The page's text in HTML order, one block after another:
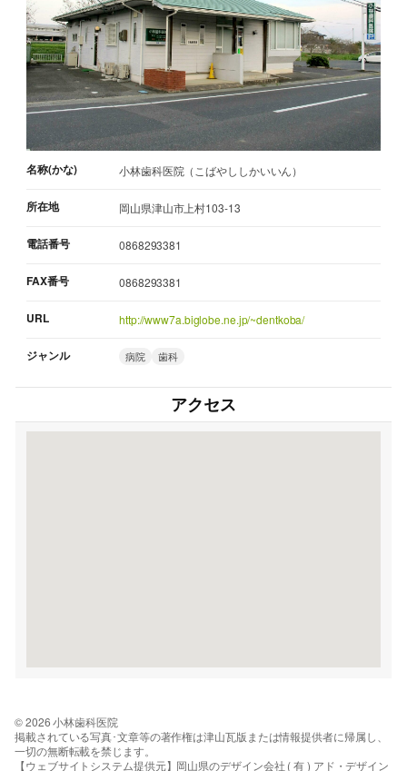
名称(かな) 小林歯科医院（こばやししかいいん）
所在地 岡山県津山市上村103-13
電話番号 0868293381
FAX番号 0868293381
URL http://www7a.biglobe.ne.jp/~dentkoba/
ジャンル 病院 歯科
アクセス
© 2026 小林歯科医院
掲載されている写真･文章等の著作権は津山瓦版または情報提供者に帰属し、
一切の無断転載を禁じます。
【ウェブサイトシステム提供元】岡山県のデザイン会社 ( 有 ) アド・デザイン